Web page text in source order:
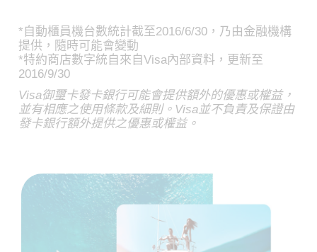
*自動櫃員機台數統計截至2016/6/30，乃由金融機構
提供，隨時可能會變動
*特約商店數字統自來自Visa內部資料，更新至
2016/9/30
Visa御璽卡發卡銀行可能會提供額外的優惠或權益，
並有相應之使用條款及細則。Visa並不負責及保證由
發卡銀行額外提供之優惠或權益。